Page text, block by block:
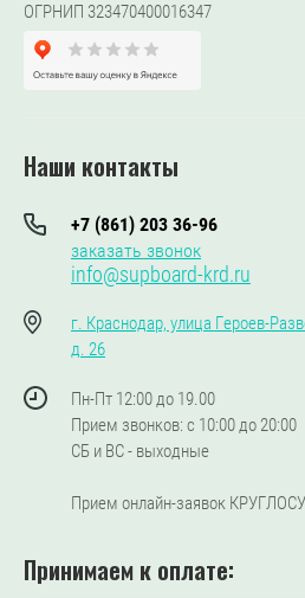
ОГРНИП 323470400016347
Наши контакты
+7 (861) 203 36-96
заказать звонок
info@supboard-krd.ru
г. Краснодар, улица Героев-
д. 26
Пн-Пт 12:00 до 19.00
Прием звонков: с 10:00 до 20:00
СБ и ВС - выходные
Прием онлайн-заявок
Принимаем к оплате: